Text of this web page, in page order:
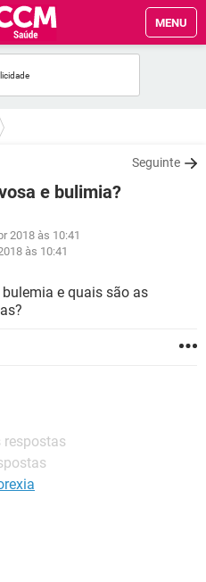
MENU
Seguinte
e bulimia?
2018 às 10:41
às 10:41
e quais são as
respostas